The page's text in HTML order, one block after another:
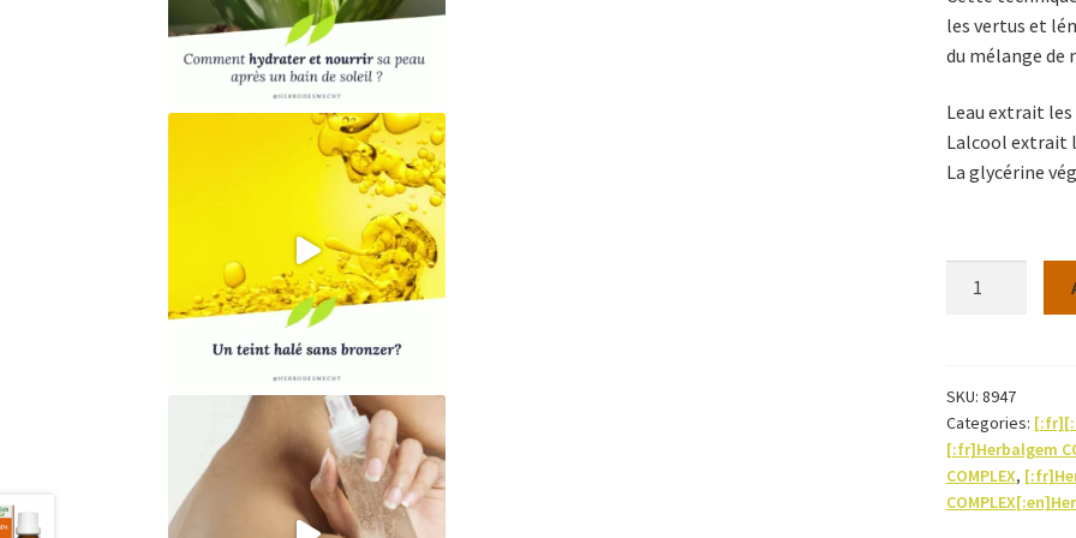
les vertus et
du mélange de
Leau extrait
Lalcool extrait
La glycérine
quantity
SKU: 8947
Categories:
[:fr]Herbalgem
COMPLEX,